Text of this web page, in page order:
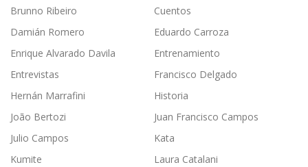
Brunno Ribeiro
Cuentos
Damián Romero
Eduardo Carroza
Enrique Alvarado Davila
Entrenamiento
Entrevistas
Francisco Delgado
Hernán Marrafini
Historia
João Bertozi
Juan Francisco Campos
Julio Campos
Kata
Kumite
Laura Catalani